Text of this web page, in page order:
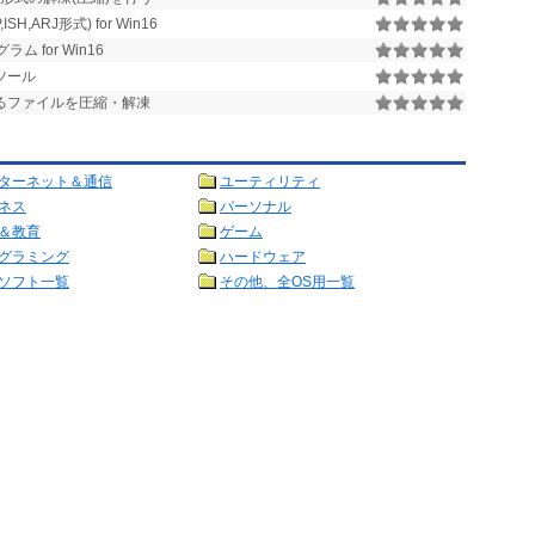
形式) for Win16
ラム for Win16
ール
ファイルを圧縮・解凍
ーネット＆通信
ユーティリティ
ス
パーソナル
教育
ゲーム
ラミング
ハードウェア
フト一覧 その他、全OS用一覧